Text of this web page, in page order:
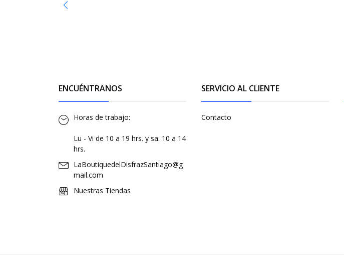
ENCUÉNTRANOS
Horas de trabajo:
Lu - Vi de 10 a 19 hrs. y sa. 10 a 14
hrs.
LaBoutiquedelDisfrazSantiago@g
mail.com
Nuestras Tiendas
SERVICIO AL CLIENTE
Contacto